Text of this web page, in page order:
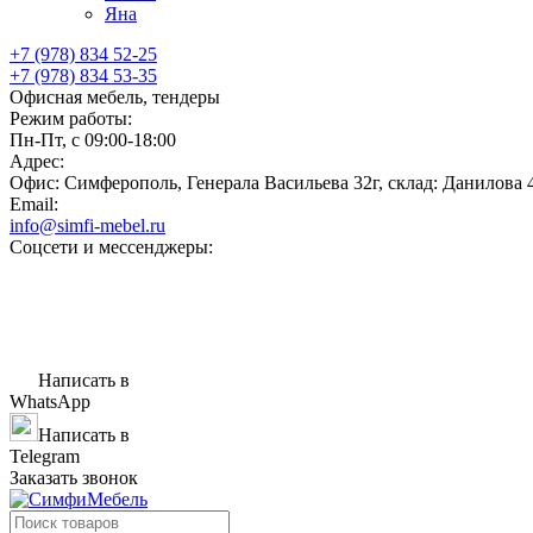
Яна
+7 (978) 834 52-25
+7 (978) 834 53-35
Офисная мебель, тендеры
Режим работы:
Пн-Пт, с 09:00-18:00
Адрес:
Офис: Симферополь, Генерала Васильева 32г, склад: Данилова
Email:
info@simfi-mebel.ru
Соцсети и мессенджеры:
Написать в
WhatsApp
Написать в
Telegram
Заказать звонок